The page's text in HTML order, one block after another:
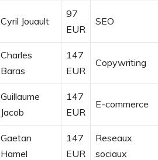
Cyril Jouault
97
EUR
SEO
Charles
Baras
147
EUR
Copywriting
Guillaume
Jacob
147
EUR
E-commerce
Gaetan
Hamel
147
EUR
Reseaux
sociaux